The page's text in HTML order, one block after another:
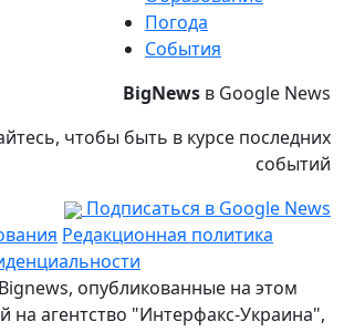
Погода
События
BigNews в Google News
чтобы быть в курсе последних
событий
Подписаться в Google News
Редакционная политика
опубликованные на этом
на агентство "Интерфакс-Украина",